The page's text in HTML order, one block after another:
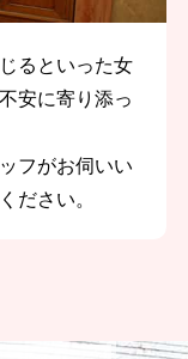
るといった女
安に寄り添っ
フがお伺いい
ださい。